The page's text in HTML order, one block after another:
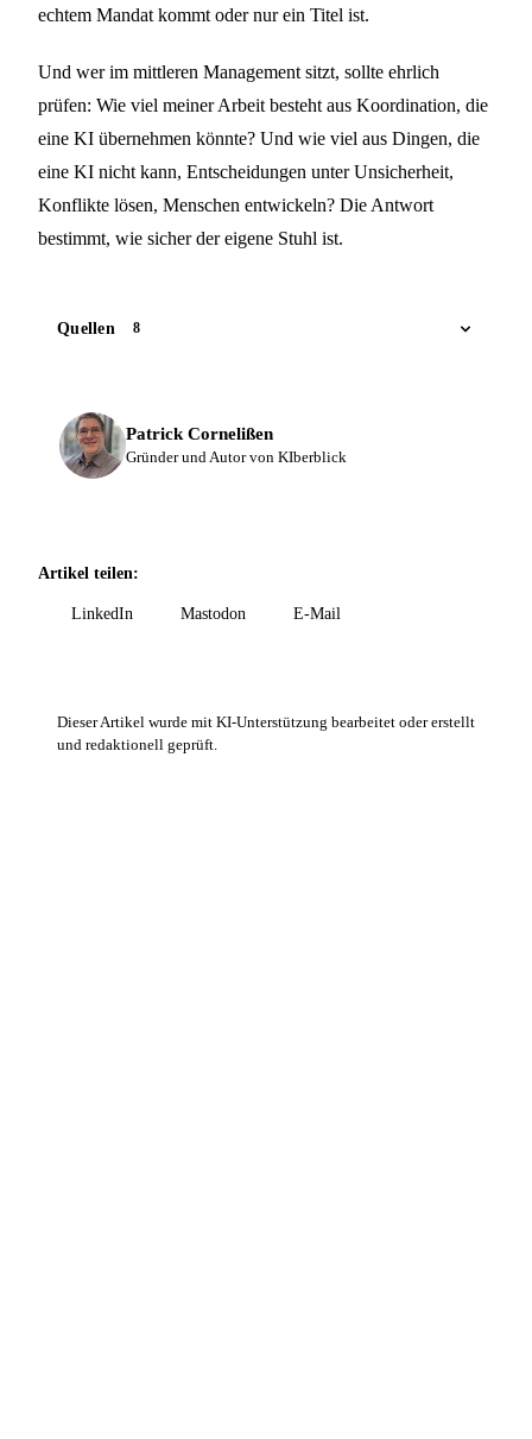
echtem Mandat kommt oder nur ein Titel ist.
Und wer im mittleren Management sitzt, sollte ehrlich
prüfen: Wie viel meiner Arbeit besteht aus Koordination, die
eine KI übernehmen könnte? Und wie viel aus Dingen, die
eine KI nicht kann, Entscheidungen unter Unsicherheit,
Konflikte lösen, Menschen entwickeln? Die Antwort
bestimmt, wie sicher der eigene Stuhl ist.
Quellen 8
Patrick Cornelißen
Gründer und Autor von KIberblick
Artikel teilen:
LinkedIn Mastodon E-Mail
Dieser Artikel wurde mit KI-Unterstützung bearbeitet oder erstellt
und redaktionell geprüft.